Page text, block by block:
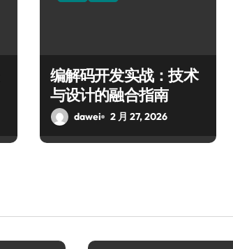
编解码开发实战：技术
与设计的融合指南
dawei 2 月 27, 2026